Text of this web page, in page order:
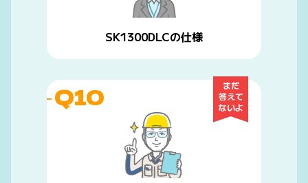
SK1300DLCの仕様
まだ
答えて
ないよ
Q10